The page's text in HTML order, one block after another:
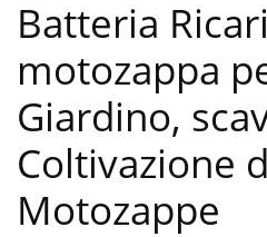
Batteria
motozappa
Giardino,
Coltivazione
Motozappe